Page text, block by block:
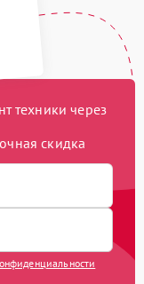
техники через
скидка